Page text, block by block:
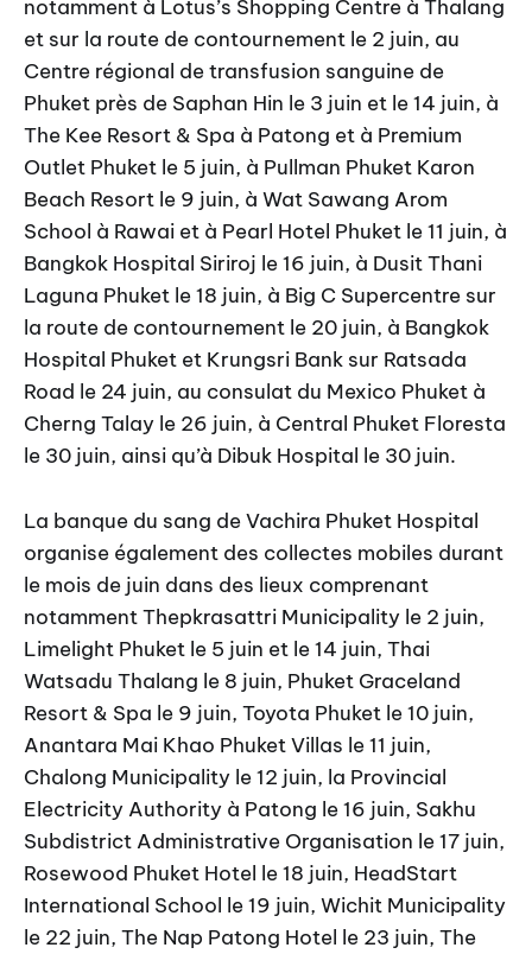
notamment à Lotus’s Shopping Centre à Thalang
et sur la route de contournement le 2 juin, au
Centre régional de transfusion sanguine de
Phuket près de Saphan Hin le 3 juin et le 14 juin, à
The Kee Resort & Spa à Patong et à Premium
Outlet Phuket le 5 juin, à Pullman Phuket Karon
Beach Resort le 9 juin, à Wat Sawang Arom
School à Rawai et à Pearl Hotel Phuket le 11 juin, à
Bangkok Hospital Siriroj le 16 juin, à Dusit Thani
Laguna Phuket le 18 juin, à Big C Supercentre sur
la route de contournement le 20 juin, à Bangkok
Hospital Phuket et Krungsri Bank sur Ratsada
Road le 24 juin, au consulat du Mexico Phuket à
Cherng Talay le 26 juin, à Central Phuket Floresta
le 30 juin, ainsi qu’à Dibuk Hospital le 30 juin.
La banque du sang de Vachira Phuket Hospital
organise également des collectes mobiles durant
le mois de juin dans des lieux comprenant
notamment Thepkrasattri Municipality le 2 juin,
Limelight Phuket le 5 juin et le 14 juin, Thai
Watsadu Thalang le 8 juin, Phuket Graceland
Resort & Spa le 9 juin, Toyota Phuket le 10 juin,
Anantara Mai Khao Phuket Villas le 11 juin,
Chalong Municipality le 12 juin, la Provincial
Electricity Authority à Patong le 16 juin, Sakhu
Subdistrict Administrative Organisation le 17 juin,
Rosewood Phuket Hotel le 18 juin, HeadStart
International School le 19 juin, Wichit Municipality
le 22 juin, The Nap Patong Hotel le 23 juin, The